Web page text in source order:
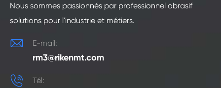
Nous sommes passionnés par professionnel abrasif
solutions pour l'industrie et métiers.
 E-mail:
rm3@rikenmt.com
 Tél: